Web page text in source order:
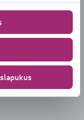
apie mūsų
parduotuvėje